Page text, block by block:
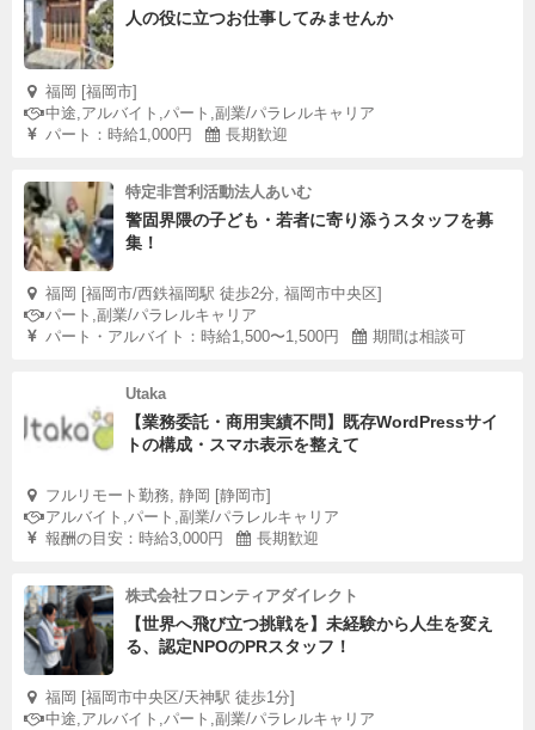
人の役に立つお仕事してみませんか
福岡 [福岡市]
中途,アルバイト,パート,副業/パラレルキャリア
パート：時給1,000円
長期歓迎
特定非営利活動法人あいむ
警固界隈の子ども・若者に寄り添うスタッフを募
集！
福岡 [福岡市/西鉄福岡駅 徒歩2分, 福岡市中央区]
パート,副業/パラレルキャリア
パート・アルバイト：時給1,500〜1,500円
期間は相談可
Utaka
【業務委託・商用実績不問】既存WordPressサイ
トの構成・スマホ表示を整えて
フルリモート勤務, 静岡 [静岡市]
アルバイト,パート,副業/パラレルキャリア
報酬の目安：時給3,000円
長期歓迎
株式会社フロンティアダイレクト
【世界へ飛び立つ挑戦を】未経験から人生を変え
る、認定NPOのPRスタッフ！
福岡 [福岡市中央区/天神駅 徒歩1分]
中途,アルバイト,パート,副業/パラレルキャリア